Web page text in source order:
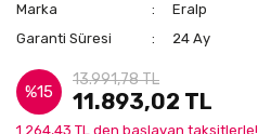
Marka
Eralp
Garanti Süresi
24 Ay
%15
13.991,78 TL
11.893,02 TL
1.264,43 TL den başlayan taksitlerle!